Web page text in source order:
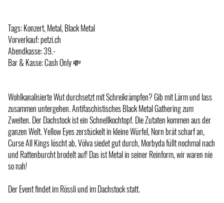
Tags: Konzert, Metal, Black Metal
Vorverkauf: petzi.ch
Abendkasse: 39.-
Bar & Kasse: Cash Only 💸
Wohlkanalisierte Wut durchsetzt mit Schreikrämpfen? Gib mit Lärm und lass
zusammen untergehen. Antifaschistisches Black Metal Gathering zum
Zweiten. Der Dachstock ist ein Schnellkochtopf. Die Zutaten kommen aus der
ganzen Welt. Yellow Eyes zerstückelt in kleine Würfel, Norn brät scharf an,
Curse All Kings löscht ab, Völva siedet gut durch, Morbyda füllt nochmal nach
und Rattenburcht brodelt auf! Das ist Metal in seiner Reinform, wir waren nie
so nah!
Der Event findet im Rössli und im Dachstock statt.